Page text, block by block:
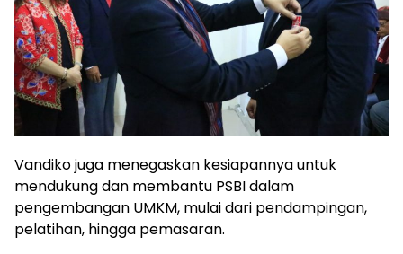
Vandiko juga menegaskan kesiapannya untuk
mendukung dan membantu PSBI dalam
pengembangan UMKM, mulai dari pendampingan,
pelatihan, hingga pemasaran.